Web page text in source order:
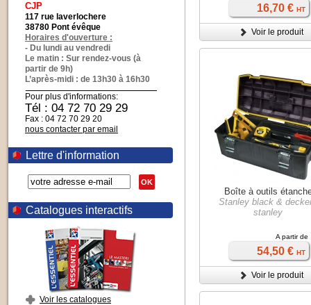
CJP
117 rue laverlochere
38780 Pont évêque
Horaires d'ouverture :
- Du lundi au vendredi
Le matin : Sur rendez-vous (à
partir de 9h)
L’après-midi : de 13h30 à 16h30
Pour plus d'informations:
Tél : 04 72 70 29 29
Fax : 04 72 70 29 20
nous contacter par email
Lettre d'information
OK
Catalogues interactifs
Voir les catalogues
16,70 € HT
Voir le produit
Boîte à outils
Stanley black &
stanley
A partir de
54,50 € HT
Voir le produit